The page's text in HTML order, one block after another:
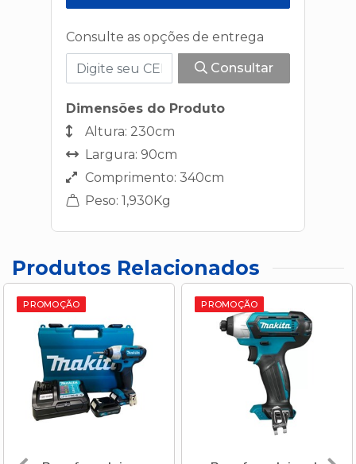
Consulte as opções de entrega
Consultar
Dimensões do Produto
Altura: 230cm
Largura: 90cm
Comprimento: 340cm
Peso: 1,930Kg
Produtos Relacionados
PROMOÇÃO PROMOÇÃO